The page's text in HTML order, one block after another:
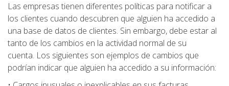
Las empresas tienen diferentes políticas para notificar a
los clientes cuando descubren que alguien ha accedido a
una base de datos de clientes. Sin embargo, debe estar al
tanto de los cambios en la actividad normal de su
cuenta. Los siguientes son ejemplos de cambios que
podrían indicar que alguien ha accedido a su información: